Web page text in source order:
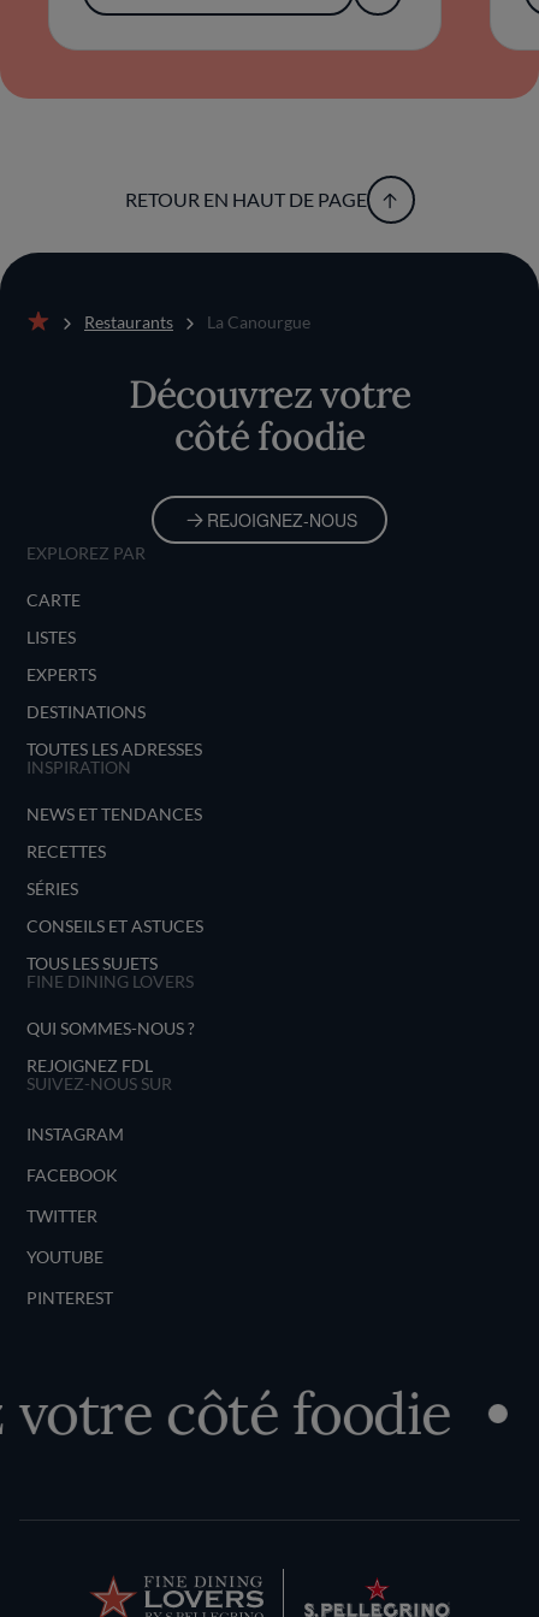
RETOUR EN HAUT DE PAGE
Restaurants La Canourgue
Découvrez votre
côté foodie
REJOIGNEZ-NOUS
EXPLOREZ PAR
CARTE
LISTES
EXPERTS
DESTINATIONS
TOUTES LES ADRESSES
INSPIRATION
NEWS ET TENDANCES
RECETTES
SÉRIES
CONSEILS ET ASTUCES
TOUS LES SUJETS
FINE DINING LOVERS
QUI SOMMES-NOUS ?
REJOIGNEZ FDL
SUIVEZ-NOUS SUR
INSTAGRAM
FACEBOOK
TWITTER
YOUTUBE
PINTEREST
côté foodie